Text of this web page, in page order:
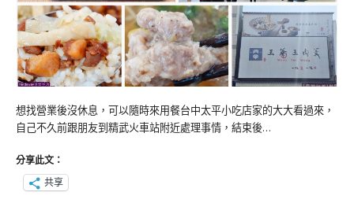
想找營業後沒休息，可以隨時來用餐台中太平小吃店家的大大看過來，
自己不久前跟朋友到精武火車站附近處理事情，結束後…
分享此文：
共享